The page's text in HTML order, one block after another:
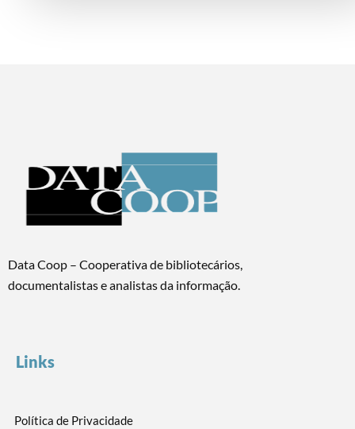
Data Coop – Cooperativa de bibliotecários,
documentalistas e analistas da informação.
Links
Política de Privacidade